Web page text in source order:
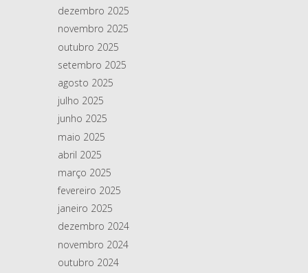
dezembro 2025
novembro 2025
outubro 2025
setembro 2025
agosto 2025
julho 2025
junho 2025
maio 2025
abril 2025
março 2025
fevereiro 2025
janeiro 2025
dezembro 2024
novembro 2024
outubro 2024